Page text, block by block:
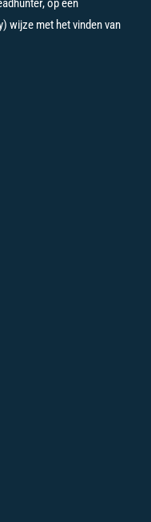
op een
wijze met het vinden van